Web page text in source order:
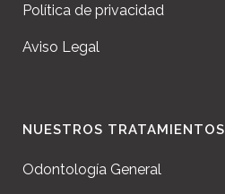
Política de privacidad
Aviso Legal
NUESTROS TRATAMIENTOS
Odontología General